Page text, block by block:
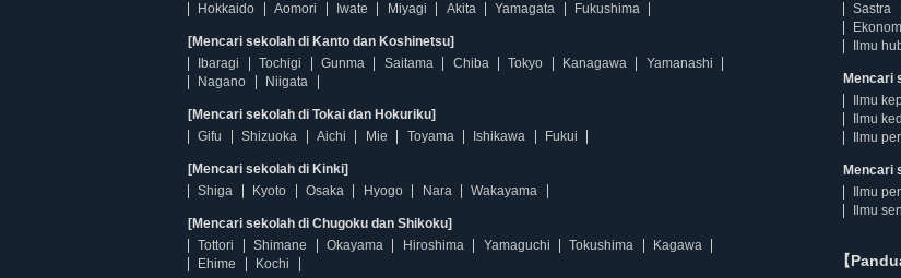
Hokkaido
Aomori Iwate Miyagi Akita Yamagata Fukushima
[Mencari sekolah di Kanto dan Koshinetsu]
Ibaragi
Tochigi Gunma Saitama Chiba Tokyo Kanagawa
Yamanashi
Nagano
Niigata
[Mencari sekolah di Tokai dan Hokuriku]
Gifu
Shizuoka Aichi Mie Toyama Ishikawa Fukui
[Mencari sekolah di Kinki]
Shiga
Kyoto Osaka Hyogo Nara Wakayama
[Mencari sekolah di Chugoku dan Shikoku]
Tottori
Shimane Okayama Hiroshima Yamaguchi Tokushima
Kagawa
Ehime
Kochi
Sastra
Ilmu
Mencari
Ilmu
Ilmu
Ilmu
Mencari
Ilmu
Ilmu
【